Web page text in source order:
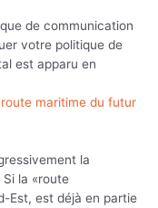
de communication
votre politique de
est apparu en
maritime du futur
la
Si la «route
Est, est déjà en partie